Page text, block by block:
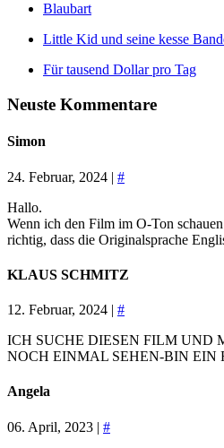
Blaubart
Little Kid und seine kesse
Für tausend Dollar pro Tag
Neuste Kommentare
Simon
24. Februar, 2024 | #
Hallo.
Wenn ich den Film im O-Ton
richtig, dass die Originalsprache
KLAUS SCHMITZ
12. Februar, 2024 | #
ICH SUCHE DIESEN FILM UND
NOCH EINMAL SEHEN-BIN EIN
Angela
06. April, 2023 | #